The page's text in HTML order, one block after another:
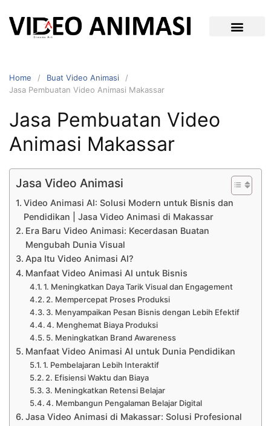
Home
Buat Video Animasi
Jasa Pembuatan Video Animasi Makassar
Jasa Pembuatan Video
Animasi Makassar
Jasa Video Animasi
Video Animasi AI: Solusi Modern untuk Bisnis dan
Pendidikan | Jasa Video Animasi di Makassar
Era Baru Video Animasi: Kecerdasan Buatan
Mengubah Dunia Visual
Apa Itu Video Animasi AI?
Manfaat Video Animasi AI untuk Bisnis
1. Meningkatkan Daya Tarik Visual dan Engagement
2. Mempercepat Proses Produksi
3. Menyampaikan Pesan Bisnis dengan Lebih Efektif
4. Menghemat Biaya Produksi
5. Meningkatkan Brand Awareness
Manfaat Video Animasi AI untuk Dunia Pendidikan
1. Pembelajaran Lebih Interaktif
2. Efisiensi Waktu dan Biaya
3. Meningkatkan Retensi Belajar
4. Membangun Pengalaman Belajar Digital
Jasa Video Animasi di Makassar: Solusi Profesional